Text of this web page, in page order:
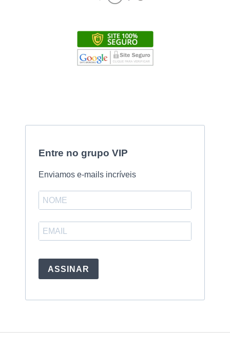
Entre no grupo VIP
Enviamos e-mails incríveis
ASSINAR